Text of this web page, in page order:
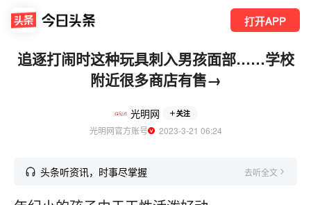
打开APP
追逐打闹时这种玩具刺入男孩面部……学校
附近很多商店有售→
光明网 关注
光明网官方账号
  2023-3-21 06:24
头条听资讯，时事尽掌握 去听全文